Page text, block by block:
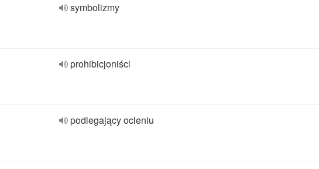
symbolizmy
prohibicjoniści
podlegający ocleniu